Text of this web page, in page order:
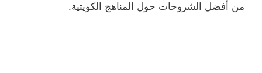
من أفضل الشروحات حول المناهج الكويتية.